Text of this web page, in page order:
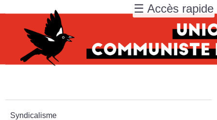
Syndicalisme
☰ Accès rapide